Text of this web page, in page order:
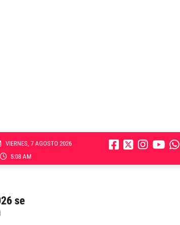
VIERNES, 7 AGOSTO 2026
5:08 AM
se